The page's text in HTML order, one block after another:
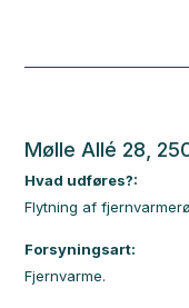
Mølle Allé 28,
Hvad udføres?:
Flytning af
Forsyningsart:
Fjernvarme.